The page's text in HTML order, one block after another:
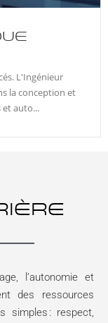
L'Ingénieur
la conception et
auto...
l’autonomie et
des ressources
simples : respect,